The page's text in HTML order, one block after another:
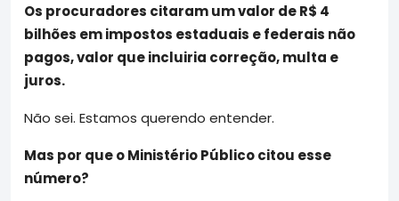
Os procuradores citaram um valor de R$ 4
bilhões em impostos estaduais e federais não
pagos, valor que incluiria correção, multa e
juros.
Não sei. Estamos querendo entender.
Mas por que o Ministério Público citou esse
número?